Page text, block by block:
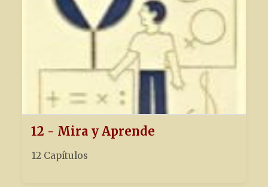
12 - Mira y Aprende
12 Capítulos